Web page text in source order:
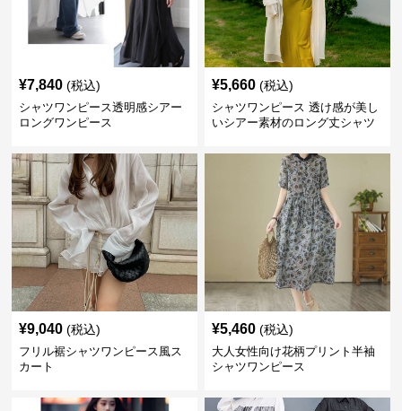
¥7,840 (税込)
シャツワンピース透明感シアー
ロングワンピース
¥5,660 (税込)
シャツワンピース 透け感が美し
いシアー素材のロング丈シャツ
¥9,040 (税込)
フリル裾シャツワンピース風ス
カート
¥5,460 (税込)
大人女性向け花柄プリント半袖
シャツワンピース